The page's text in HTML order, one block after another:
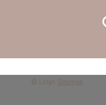
© Linijn Sitemap